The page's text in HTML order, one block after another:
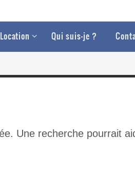
Location Qui suis-je ?
Une recherche pourrait